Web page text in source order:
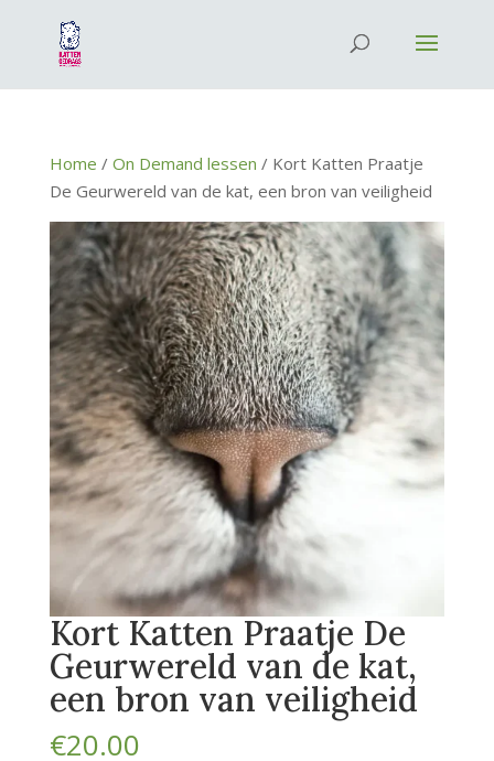
Home / On Demand lessen / Kort Katten Praatje
De Geurwereld van de kat, een bron van veiligheid
Kort Katten Praatje De
Geurwereld van de kat,
een bron van veiligheid
€20.00